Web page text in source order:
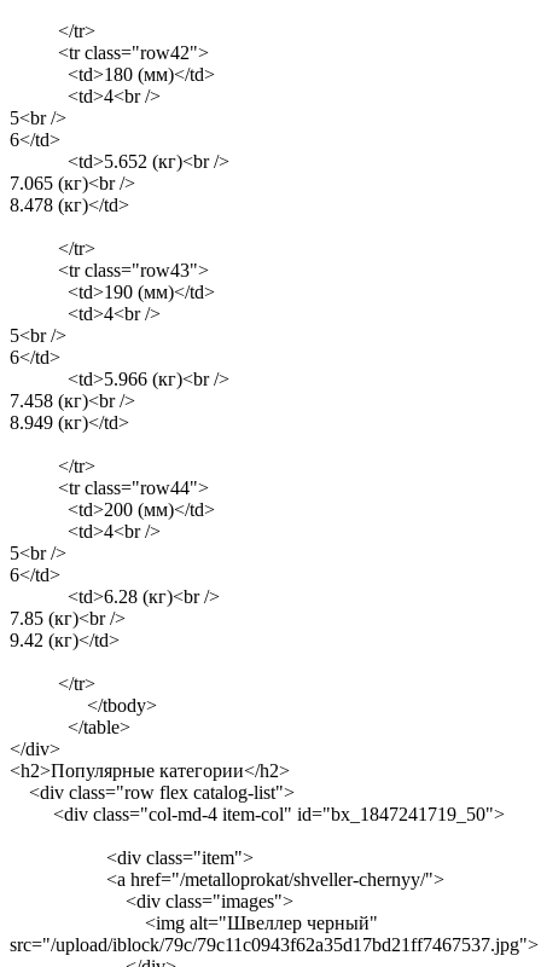
</tr>
<tr class="row42">
<td>180 (мм)</td>
<td>4<br />
5<br />
6</td>
<td>5.652 (кг)<br />
7.065 (кг)<br />
8.478 (кг)</td>
</tr>
<tr class="row43">
<td>190 (мм)</td>
<td>4<br />
5<br />
6</td>
<td>5.966 (кг)<br />
7.458 (кг)<br />
8.949 (кг)</td>
</tr>
<tr class="row44">
<td>200 (мм)</td>
<td>4<br />
5<br />
6</td>
<td>6.28 (кг)<br />
7.85 (кг)<br />
9.42 (кг)</td>
</tr>
</tbody>
</table>
</div>
<h2>Популярные категории</h2>
<div class="row flex catalog-list">
<div class="col-md-4 item-col" id="bx_1847241719_50">
<div class="item">
<a href="/metalloprokat/shveller-chernyy/">
<div class="images">
<img alt="Швеллер черный"
src="/upload/iblock/79c/79c11c0943f62a35d17bd21ff7467537.jpg">